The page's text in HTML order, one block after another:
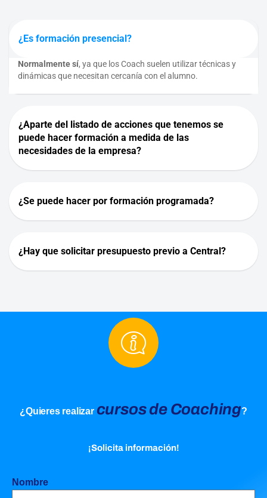
¿Es formación presencial?
Normalmente sí, ya que los Coach suelen utilizar técnicas y
dinámicas que necesitan cercanía con el alumno.
¿Aparte del listado de acciones que tenemos se
puede hacer formación a medida de las
necesidades de la empresa?
¿Se puede hacer por formación programada?
¿Hay que solicitar presupuesto previo a Central?
¿Quieres realizar cursos de Coaching?
¡Solicita información!
Nombre